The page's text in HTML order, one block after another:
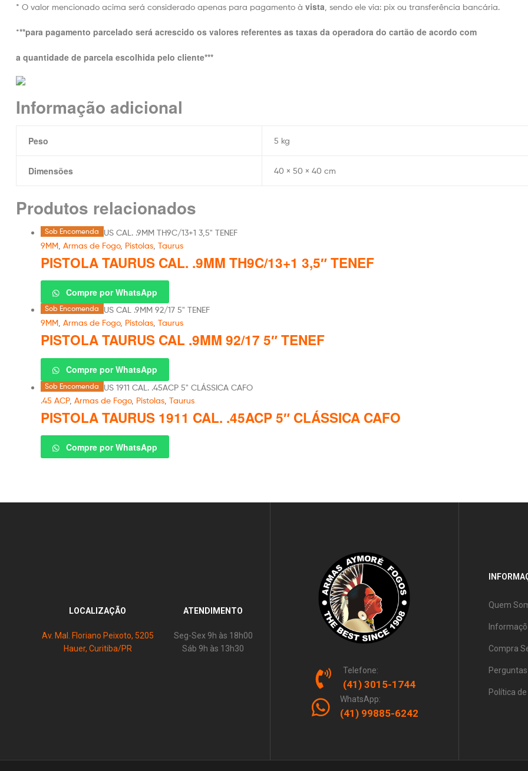
* O valor mencionado acima será considerado apenas para pagamento à vista, sendo ele via: pix ou transferência bancária.
***para pagamento parcelado será acrescido os valores referentes as taxas da operadora do cartão de acordo com
a quantidade de parcela escolhida pelo cliente***
Informação adicional
Peso 5 kg
Dimensões 40 × 50 × 40 cm
Produtos relacionados
Sob Encomenda
9MM Armas de Fogo, Pistolas Taurus
PISTOLA TAURUS CAL. .9MM TH9C/13+1 3,5″ TENEF
Compre por WhatsApp
Sob Encomenda
9MM Armas de Fogo, Pistolas Taurus
PISTOLA TAURUS CAL .9MM 92/17 5″ TENEF
Compre por WhatsApp
Sob Encomenda
.45 ACP, Armas de Fogo, Pistolas Taurus
PISTOLA TAURUS 1911 CAL. .45ACP 5″ CLÁSSICA CAFO
Compre por WhatsApp
LOCALIZAÇÃO
Av. Mal. Floriano Peixoto, 5205
Hauer, Curitiba/PR
ATENDIMENTO
Seg-Sex 9h às 18h00
Sáb 9h às 13h30
Telefone:
(41) 3015-1744
WhatsApp:
(41) 99885-6242
Quem
Compra
Política